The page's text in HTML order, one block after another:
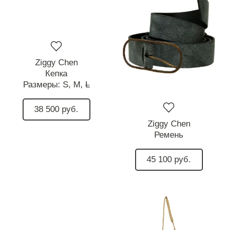
Ziggy Chen
Кепка
Размеры: S, M, L
38 500 руб.
Ziggy Chen
Ремень
45 100 руб.